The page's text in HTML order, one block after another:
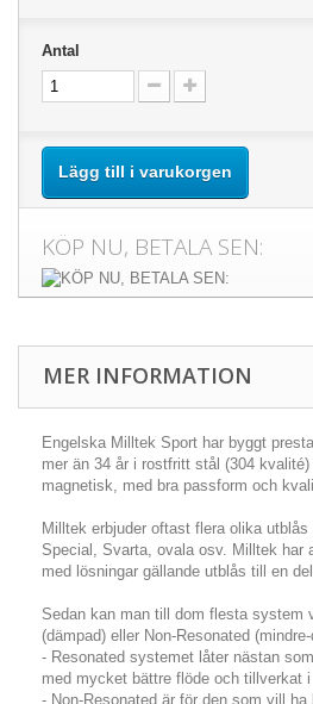
Antal
Lägg till i varukorgen
KÖP NU, BETALA SEN:
MER INFORMATION
Engelska Milltek Sport har byggt
mer än 34 år i rostfritt stål (304
magnetisk, med bra passform och
Milltek erbjuder oftast flera olika
Special, Svarta, ovala osv. Milltek har
med lösningar gällande utblås till en
Sedan kan man till dom flesta system
(dämpad) eller Non-Resonated
- Resonated systemet låter nästan
med mycket bättre flöde och tillverkat
- Non-Resonated är för den som vill ha